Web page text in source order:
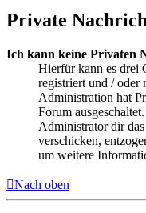
Private
Ich kann keine Privaten
Hierfür kann es drei
registriert und / oder
Administration hat
Forum
Administrator dir
verschicken,
um weitere
Nach oben